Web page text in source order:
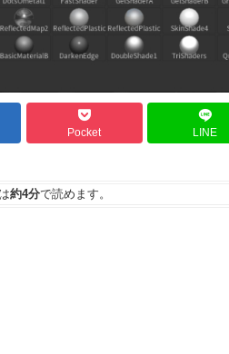
Pocket LINE
約4分で読めます。